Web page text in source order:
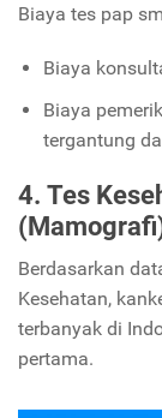
Biaya tes pap
Biaya
Biaya
tergantung
4. Tes
Berdasarkan
Kesehatan,
terbanyak di
pertama.